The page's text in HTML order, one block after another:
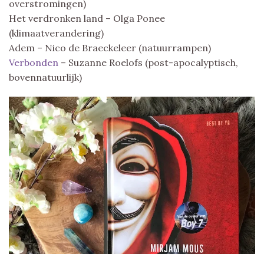
overstromingen)
Het verdronken land – Olga Ponee
(klimaatverandering)
Adem – Nico de Braeckeleer (natuurrampen)
Verbonden – Suzanne Roelofs (post-apocalyptisch,
bovennatuurlijk)